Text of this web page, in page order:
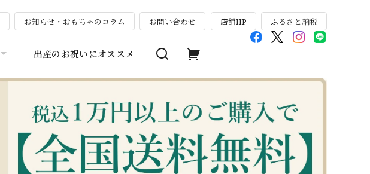
お知らせ・おもちゃのコラム お問い合わせ 店舗HP ふるさと納税
出産のお祝いにオススメ